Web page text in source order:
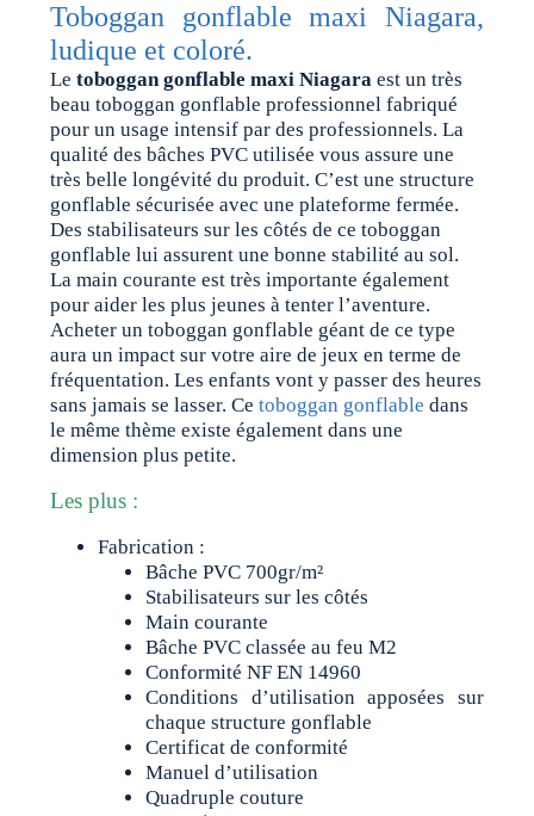
Toboggan gonflable maxi Niagara,
ludique et coloré.
Le toboggan gonflable maxi Niagaraest un très
beau toboggan gonflable professionnel fabriqué
pour un usage intensif par des professionnels. La
qualité des bâches PVC utilisée vous assure une
très belle longévité du produit. C’est une structure
gonflable sécurisée avec une plateforme fermée.
Des stabilisateurs sur les côtés de ce toboggan
gonflable lui assurent une bonne stabilité au sol.
La main courante est très importante également
pour aider les plus jeunes à tenter l’aventure.
Acheter un toboggan gonflable géant de ce type
aura un impact sur votre aire de jeux en terme de
fréquentation. Les enfants vont y passer des heures
sans jamais se lasser. Cetoboggan gonflable dans
le même thème existe également dans une
dimension plus petite.
Les plus :
Fabrication :
Bâche PVC 700gr/m²
Stabilisateurs sur les côtés
Main courante
Bâche PVC classée au feu M2
Conformité NF EN 14960
Conditions d’utilisation apposées sur
chaque structure gonflable
Certificat de conformité
Manuel d’utilisation
Quadruple couture